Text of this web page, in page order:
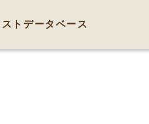
トデータベース